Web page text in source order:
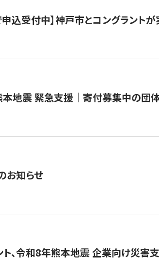
申込受付中】神戸市とコングラント
地震 緊急支援｜寄付募集中の団体
お知らせ
ト、令和8年熊本地震 企業向け災害